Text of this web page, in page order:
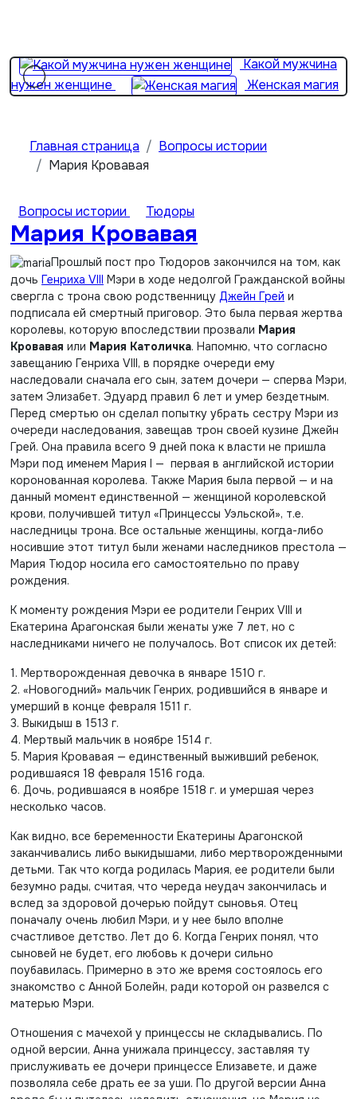
Какой мужчина
нужен женщине
Женская магия
Главная страница
Вопросы истории
Мария Кровавая
Вопросы истории Тюдоры
Мария Кровавая
Прошлый пост про Тюдоров закончился на том, как
дочь Генриха VIII Мэри в ходе недолгой Гражданской войны
свергла с трона свою родственницу Джейн Грей и
подписала ей смертный приговор. Это была первая жертва
королевы, которую впоследствии прозвали Мария
Кровавая или Мария Католичка. Напомню, что согласно
завещанию Генриха VIII, в порядке очереди ему
наследовали сначала его сын, затем дочери — сперва Мэри,
затем Элизабет. Эдуард правил 6 лет и умер бездетным.
Перед смертью он сделал попытку убрать сестру Мэри из
очереди наследования, завещав трон своей кузине Джейн
Грей. Она правила всего 9 дней пока к власти не пришла
Мэри под именем Мария I — первая в английской истории
коронованная королева. Также Мария была первой — и на
данный момент единственной — женщиной королевской
крови, получившей титул «Принцессы Уэльской», т.е.
наследницы трона. Все остальные женщины, когда-либо
носившие этот титул были женами наследников престола —
Мария Тюдор носила его самостоятельно по праву
рождения.
К моменту рождения Мэри ее родители Генрих VIII и
Екатерина Арагонская были женаты уже 7 лет, но с
наследниками ничего не получалось. Вот список их детей:
1. Мертворожденная девочка в январе 1510 г.
2. «Новогодний» мальчик Генрих, родившийся в январе и
умерший в конце февраля 1511 г.
3. Выкидыш в 1513 г.
4. Мертвый мальчик в ноябре 1514 г.
5. Мария Кровавая — единственный выживший ребенок,
родившаяся 18 февраля 1516 года.
6. Дочь, родившаяся в ноябре 1518 г. и умершая через
несколько часов.
Как видно, все беременности Екатерины Арагонской
заканчивались либо выкидышами, либо мертворожденными
детьми. Так что когда родилась Мария, ее родители были
безумно рады, считая, что череда неудач закончилась и
вслед за здоровой дочерью пойдут сыновья. Отец
поначалу очень любил Мэри, и у нее было вполне
счастливое детство. Лет до 6. Когда Генрих понял, что
сыновей не будет, его любовь к дочери сильно
поубавилась. Примерно в это же время состоялось его
знакомство с Анной Болейн, ради которой он развелся с
матерью Мэри.
Отношения с мачехой у принцессы не складывались. По
одной версии, Анна унижала принцессу, заставляя ту
прислуживать ее дочери принцессе Елизавете, и даже
позволяла себе драть ее за уши. По другой версии Анна